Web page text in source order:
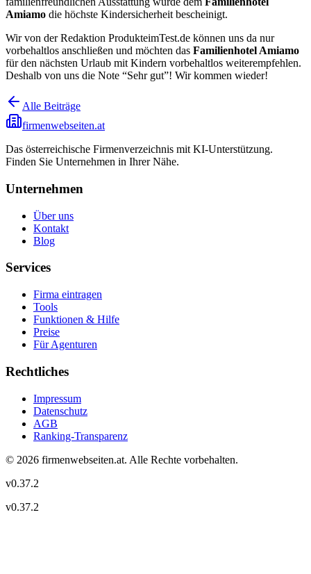
Amiamo die höchste Kindersicherheit bescheinigt.
Wir von der Redaktion ProdukteimTest.de können uns da nur
vorbehaltlos anschließen und möchten das Familienhotel Amiamo
für den nächsten Urlaub mit Kindern vorbehaltlos weiterempfehlen.
Deshalb von uns die Note “Sehr gut”! Wir kommen wieder!
Alle Beiträge
firmenwebseiten.at
Das österreichische Firmenverzeichnis mit KI-Unterstützung.
Finden Sie Unternehmen in Ihrer Nähe.
Unternehmen
Über uns
Kontakt
Blog
Services
Firma eintragen
Tools
Funktionen & Hilfe
Preise
Für Agenturen
Rechtliches
Impressum
Datenschutz
AGB
Ranking-Transparenz
© 2026 firmenwebseiten.at. Alle Rechte vorbehalten.
v0.37.2
v0.37.2